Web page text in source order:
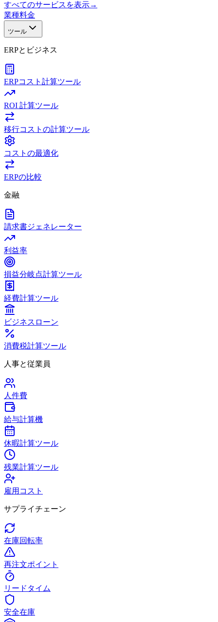
すべてのサービスを表示→
業種料金
ツール
ERPとビジネス
ERPコスト計算ツール
ROI 計算ツール
移行コストの計算ツール
コストの最適化
ERPの比較
金融
請求書ジェネレーター
利益率
損益分岐点計算ツール
経費計算ツール
ビジネスローン
消費税計算ツール
人事と従業員
人件費
給与計算機
休暇計算ツール
残業計算ツール
雇用コスト
サプライチェーン
在庫回転率
再注文ポイント
リードタイム
安全在庫